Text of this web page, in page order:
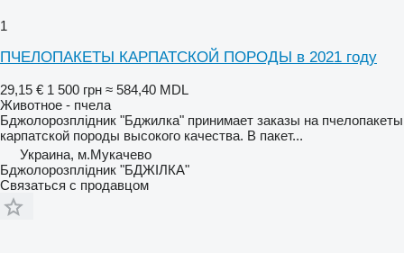
1
ПЧЕЛОПАКЕТЫ КАРПАТСКОЙ ПОРОДЫ в 2021 году
29,15 € 1 500 грн ≈ 584,40 MDL
Животное - пчела
Бджолорозплідник "Бджилка" принимает заказы на пчелопакеты
карпатской породы высокого качества. В пакет...
Украина, м.Мукачево
Бджолорозплідник "БДЖІЛКА"
Связаться с продавцом